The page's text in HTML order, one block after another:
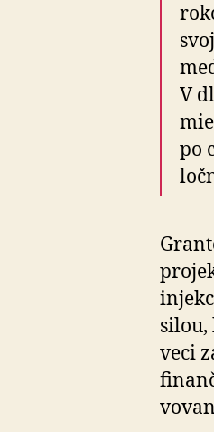
V
po
silou,
veci